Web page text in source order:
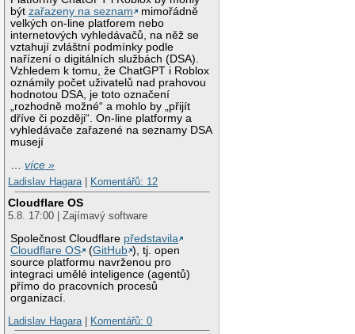
býtzařazeny na seznam
mimořádně
velkých on-line platforem nebo
internetových vyhledávačů, na něž se
vztahují zvláštní podmínky podle
nařízení o digitálních službách (DSA).
Vzhledem k tomu, že ChatGPT i Roblox
oznámily počet uživatelů nad prahovou
hodnotou DSA, je toto označení
„rozhodně možné“ a mohlo by „přijít
dříve či později“. On-line platformy a
vyhledávače zařazené na seznamy DSA
musejí
…více »
Ladislav Hagara| Komentářů: 12
Cloudflare OS
5.8. 17:00 | Zajímavý software
Společnost Cloudflare představila
Cloudflare OS
(GitHub ), tj. open
source platformu navrženou pro
integraci umělé inteligence (agentů)
přímo do pracovních procesů
organizací.
Ladislav Hagara| Komentářů: 0